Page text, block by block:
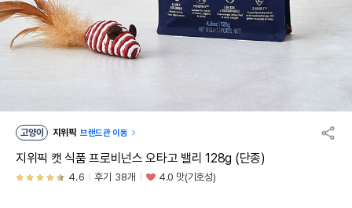
고양이 지위픽 브랜드관 이동
지위픽 캣 식품 프로비넌스 오타고 밸리 128g (단종)
4.6 후기 38개 4.0 맛(기호성)